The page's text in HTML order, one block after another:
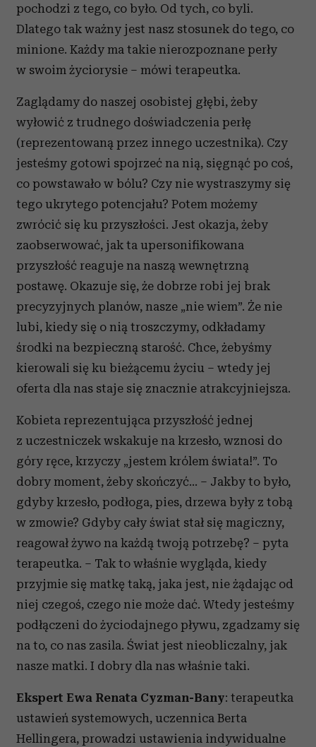
pochodzi z tego, co było. Od tych, co byli.
Dlatego tak ważny jest nasz stosunek do tego, co
minione. Każdy ma takie nierozpoznane perły
w swoim życiorysie – mówi terapeutka.
Zaglądamy do naszej osobistej głębi, żeby
wyłowić z trudnego doświadczenia perłę
(reprezentowaną przez innego uczestnika). Czy
jesteśmy gotowi spojrzeć na nią, sięgnąć po coś,
co powstawało w bólu? Czy nie wystraszymy się
tego ukrytego potencjału? Potem możemy
zwrócić się ku przyszłości. Jest okazja, żeby
zaobserwować, jak ta upersonifikowana
przyszłość reaguje na naszą wewnętrzną
postawę. Okazuje się, że dobrze robi jej brak
precyzyjnych planów, nasze „nie wiem”. Że nie
lubi, kiedy się o nią troszczymy, odkładamy
środki na bezpieczną starość. Chce, żebyśmy
kierowali się ku bieżącemu życiu – wtedy jej
oferta dla nas staje się znacznie atrakcyjniejsza.
Kobieta reprezentująca przyszłość jednej
z uczestniczek wskakuje na krzesło, wznosi do
góry ręce, krzyczy „jestem królem świata!”. To
dobry moment, żeby skończyć... – Jakby to było,
gdyby krzesło, podłoga, pies, drzewa były z tobą
w zmowie? Gdyby cały świat stał się magiczny,
reagował żywo na każdą twoją potrzebę? – pyta
terapeutka. – Tak to właśnie wygląda, kiedy
przyjmie się matkę taką, jaka jest, nie żądając od
niej czegoś, czego nie może dać. Wtedy jesteśmy
podłączeni do życiodajnego pływu, zgadzamy się
na to, co nas zasila. Świat jest nieobliczalny, jak
nasze matki. I dobry dla nas właśnie taki.
Ekspert Ewa Renata Cyzman-Bany: terapeutka
ustawień systemowych, uczennica Berta
Hellingera, prowadzi ustawienia indywidualne